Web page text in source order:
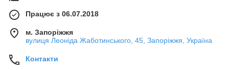
Працює з 06.07.2018
м. Запоріжжя
вулиця Леоніда Жаботинського, 45, Запоріжжя, Україна
Контакти